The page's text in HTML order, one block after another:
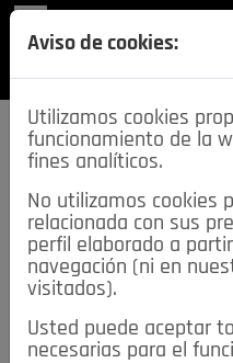
SECCIONES
≡NOTICIAS
Aviso de cookies:
Utilizamos cookies
funcionamiento de la
fines analíticos.
No utilizamos cookies
relacionada con sus
perfil elaborado a
navegación (ni en
visitados).
Usted puede aceptar
necesarias para el